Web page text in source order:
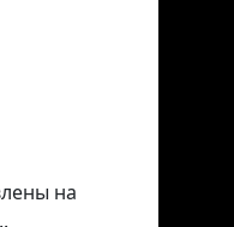
на